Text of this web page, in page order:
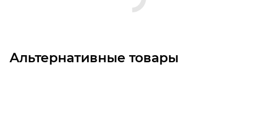
Альтернативные товары